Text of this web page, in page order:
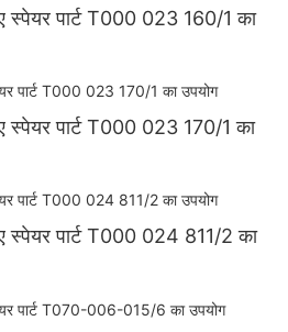
स्पेयर पार्ट T000 023 160/1 का
स्पेयर पार्ट T000 023 170/1 का
स्पेयर पार्ट T000 024 811/2 का